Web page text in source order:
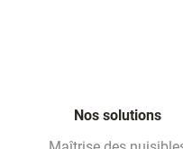
Nos solutions